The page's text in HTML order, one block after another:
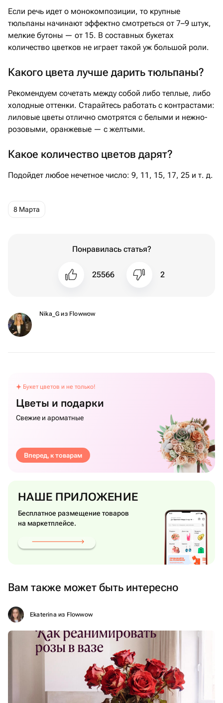
Если речь идет о монокомпозиции, то крупные
тюльпаны начинают эффектно смотреться от 7–9 штук,
мелкие бутоны — от 15. В составных букетах
количество цветков не играет такой уж большой роли.
Какого цвета лучше дарить тюльпаны?
Рекомендуем сочетать между собой либо теплые, либо
холодные оттенки. Старайтесь работать с контрастами:
лиловые цветы отлично смотрятся с белыми и нежно-
розовыми, оранжевые — с желтыми.
Какое количество цветов дарят?
Подойдет любое нечетное число: 9, 11, 15, 17, 25 и т. д.
8 Марта
Понравилась статья?
25566 2
Nika_G из Flowwow
Букет цветов и не только!
Цветы и подарки
Свежие и ароматные
Вперед, к товарам
НАШЕ ПРИЛОЖЕНИЕ
Бесплатное размещение товаров
на маркетплейсе.
Вам также может быть интересно
Ekaterina из Flowwow